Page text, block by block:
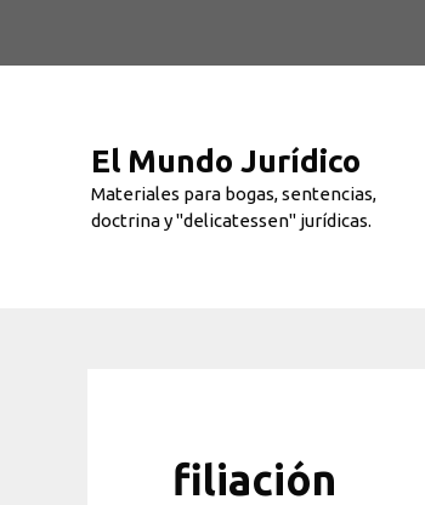
El Mundo Jurídico
Materiales para bogas, sentencias,
doctrina y "delicatessen" jurídicas.
filiación